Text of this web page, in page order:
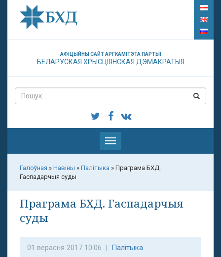
АФІЦЫЙНЫ САЙТ АРГКАМІТЭТА ПАРТЫІ
БЕЛАРУСКАЯ ХРЫСЦІЯНСКАЯ ДЭМАКРАТЫЯ
Паказаць
меню
Галоўная » Навіны » Палітыка » Праграма БХД.
Гаспадарчыя суды
Праграма БХД. Гаспадарчыя
суды
01 верасня 2017 10:06 | Палітыка